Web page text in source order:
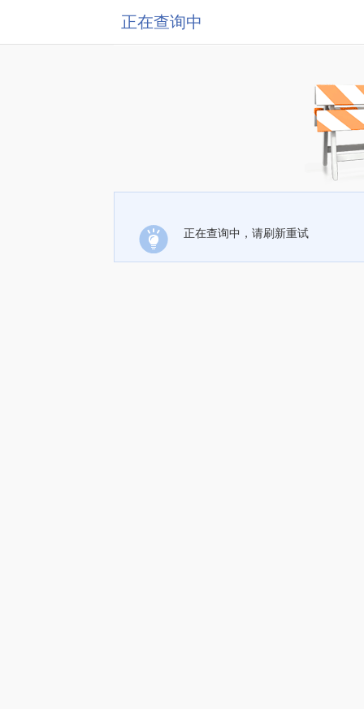
正在查询中
正在查询中，请刷新重试